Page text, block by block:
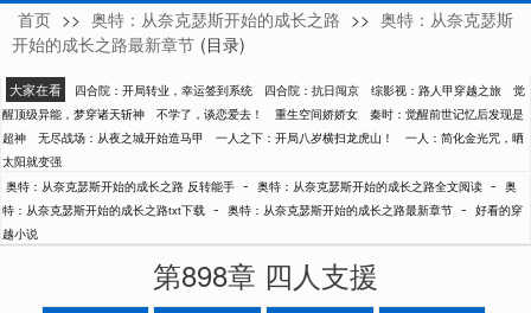
反转能手
首页 >> 奥特：从奈克瑟斯开始的成长之路 >> 奥特：从奈克瑟斯
开始的成长之路最新章节 (目录)
大家在看 四合院：开局转业，幸运签到系统 四合院：抗日闯京 综影视：路人甲穿越之旅
觉
醒顶级异能，梦穿诸天斩神
不学了，谈恋爱去！ 重生空间娇娇女
秦时：觉醒前世记忆后发现是
超神
无尽战场：从夜之城开始造马甲 一人之下：开局八岁横扫龙虎山！
一人：简化金光咒，晒
太阳就变强
奥特：从奈克瑟斯开始的成长之路 反转能手 - 奥特：从奈克瑟斯开始的成长之路全文阅读 - 奥
特：从奈克瑟斯开始的成长之路txt下载 - 奥特：从奈克瑟斯开始的成长之路最新章节 - 好看的穿
越小说
第898章 四人支援